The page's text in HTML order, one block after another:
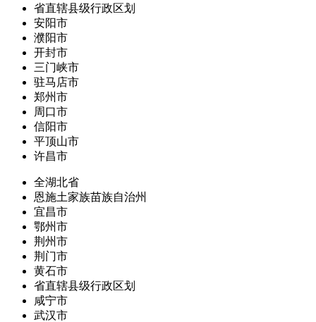
省直辖县级行政区划
安阳市
濮阳市
开封市
三门峡市
驻马店市
郑州市
周口市
信阳市
平顶山市
许昌市
全湖北省
恩施土家族苗族自治州
宜昌市
鄂州市
荆州市
荆门市
黄石市
省直辖县级行政区划
咸宁市
武汉市